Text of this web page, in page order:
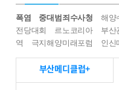
폭염 중대범죄수사청 해양
전당대회
르노코리아 부산
역
극지해양미래포럼 인신
부산메디클럽+